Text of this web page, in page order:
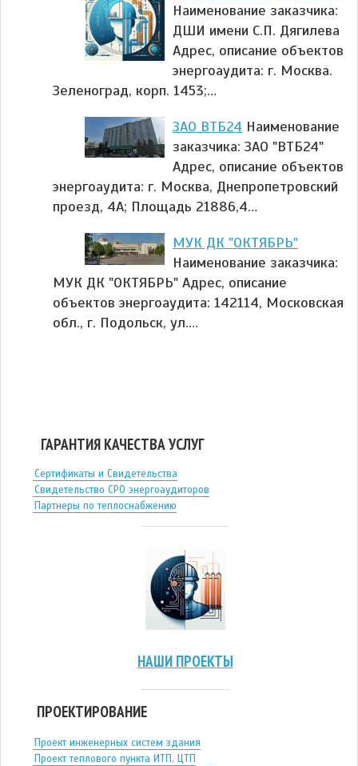
Наименование заказчика:
ДШИ имени С.П. Дягилева
Адрес, описание объектов
энергоаудита: г. Москва.
Зеленоград, корп. 1453;…
ЗАО ВТБ24 Наименование
заказчика: ЗАО "ВТБ24"
Адрес, описание объектов
энергоаудита: г. Москва, Днепропетровский
проезд, 4А; Площадь 21886,4…
МУК ДК "ОКТЯБРЬ"
Наименование заказчика:
МУК ДК "ОКТЯБРЬ" Адрес, описание
объектов энергоаудита: 142114, Московская
обл., г. Подольск, ул.…
ГАРАНТИЯ КАЧЕСТВА УСЛУГ
Сертификаты и Свидетельства
Свидетельство СРО энергоаудиторов
Партнеры по теплоснабжению
НАШИ ПРОЕКТЫ
ПРОЕКТИРОВАНИЕ
Проект инженерных систем здания
Проект теплового пункта ИТП, ЦТП